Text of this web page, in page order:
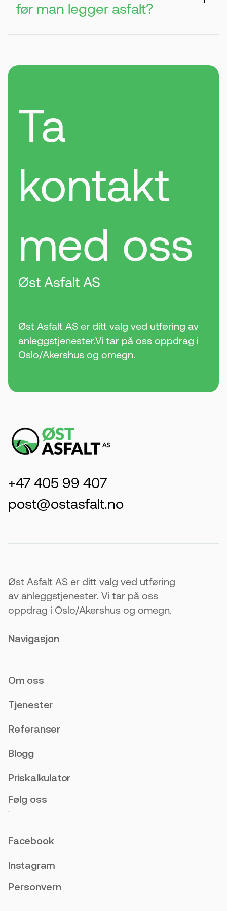
før man legger asfalt?
Ja, all vegetasjon bør fjernes før asfaltering.
Ta
kontakt
med oss
Øst Asfalt AS
.
Øst Asfalt AS er ditt valg ved utføring av
anleggstjenester.Vi tar på oss oppdrag i
Oslo/Akershus og omegn.
+47 405 99 407
post@ostasfalt.no
Øst Asfalt AS er ditt valg ved utføring
av anleggstjenester. Vi tar på oss
oppdrag i Oslo/Akershus og omegn.
Navigasjon
.
Om oss
Tjenester
Referanser
Blogg
Priskalkulator
Følg oss
.
Facebook
Instagram
Personvern
.